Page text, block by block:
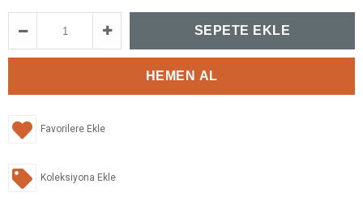
Favorilere Ekle
Koleksiyona Ekle